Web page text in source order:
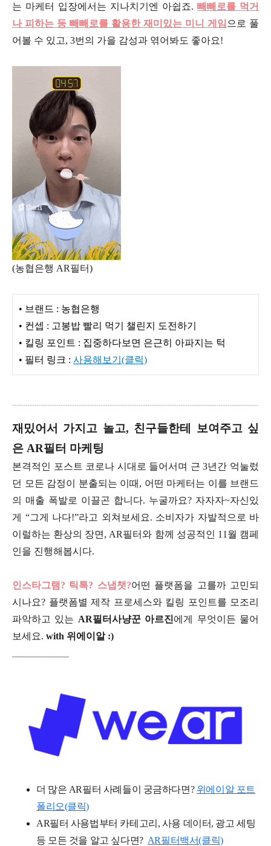
는 마케터 입장에서는 지나치기엔 아쉽죠. 빼빼로를 먹거
나 피하는 등 빼빼로를 활용한 재미있는 미니 게임 으로 풀
어볼 수 있고, 3번의 가을 감성과 엮어봐도 좋아요!
(농협은행 AR필터)
• 브랜드 : 농협은행
• 컨셉 : 고봉밥 빨리 먹기 챌린지 도전하기
• 킬링 포인트 : 집중하다보면 은근히 아파지는 턱
• 필터 링크 : 사용해보기(클릭)
재밌어서 가지고 놀고, 친구들한테 보여주고 싶
은 AR필터 마케팅
본격적인 포스트 코로나 시대로 들어서며 근 3년간 억눌렀
던 모든 감정이 분출되는 이때, 어떤 마케터는 이를 브랜드
의 매출 폭발로 이끌곤 합니다. 누굴까요? 자자자~자신있
게 “그게 나다!”라고 외쳐보세요. 소비자가 자발적으로 바
이럴하는 환상의 장면, AR필터와 함께 성공적인 11월 캠페
인을 진행해봅시다.
인스타그램? 틱톡? 스냅챗?어떤 플랫폼을 고를까 고민되
시나요? 플랫폼별 제작 프로세스와 킬링 포인트를 모조리
파악하고 있는 AR필터사냥꾼 아르진에게 무엇이든 물어
보세요. with 위에이알 :)
더 많은 AR필터 사례들이 궁금하다면? 위에이알 포트
폴리오(클릭)
AR필터 사용법부터 카테고리, 사용 데이터, 광고 세팅
등 모든 것을 알고 싶다면? AR필터백서(클릭)